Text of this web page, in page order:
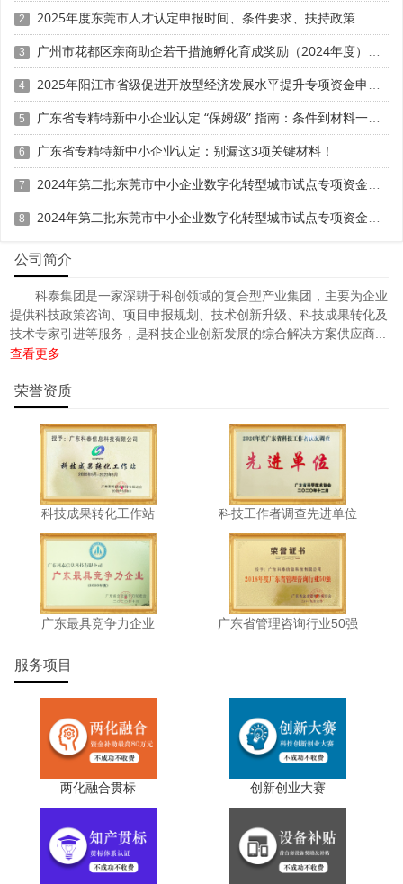
2 2025年度东莞市人才认定申报时间、条件要求、扶持政策
3 广州市花都区亲商助企若干措施孵化育成奖励（2024年度）申报时间、条件要求、补助奖励
4 2025年阳江市省级促进开放型经济发展水平提升专项资金申报时间、条件要求、补助奖励
5 广东省专精特新中小企业认定 “保姆级” 指南：条件到材料一步清
6 广东省专精特新中小企业认定：别漏这3项关键材料！
7 2024年第二批东莞市中小企业数字化转型城市试点专项资金两化融合管理体系贯标项目资助计划
8 2024年第二批东莞市中小企业数字化转型城市试点专项资金两化融合管理体系贯标项目拟资助企业名单的公示
公司简介
科泰集团是一家深耕于科创领域的复合型产业集团，主要为企业
提供科技政策咨询、项目申报规划、技术创新升级、科技成果转化及
技术专家引进等服务，是科技企业创新发展的综合解决方案供应商...
查看更多
荣誉资质
科技成果转化工作站 科技工作者调查先进单位
广东最具竞争力企业 广东省管理咨询行业50强
服务项目
两化融合贯标 创新创业大赛